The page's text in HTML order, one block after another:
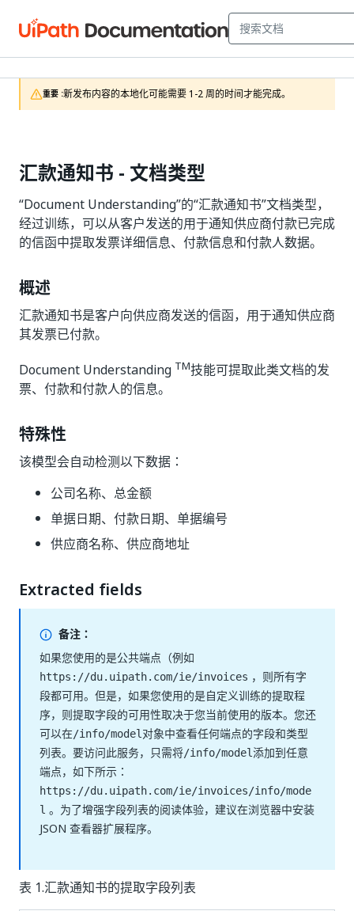
重要 :新发布内容的本地化可能需要 1-2 周的时间才能完成。
汇款通知书 - 文档类型
“Document Understanding”的“汇款通知书”文档类型，
经过训练，可以从客户发送的用于通知供应商付款已完成
的信函中提取发票详细信息、付款信息和付款人数据。
概述
汇款通知书是客户向供应商发送的信函，用于通知供应商
其发票已付款。
Document Understanding TM技能可提取此类文档的发
票、付款和付款人的信息。
特殊性
该模型会自动检测以下数据：
公司名称、总金额
单据日期、付款日期、单据编号
供应商名称、供应商地址
Extracted fields
备注：
如果您使用的是公共端点（例如
https://du.uipath.com/ie/invoices ，则所有字
段都可用。但是，如果您使用的是自定义训练的提取程
序，则提取字段的可用性取决于您当前使用的版本。您还
可以在/info/model对象中查看任何端点的字段和类型
列表。要访问此服务，只需将/info/model添加到任意
端点，如下所示：
https://du.uipath.com/ie/invoices/info/mode
l 。为了增强字段列表的阅读体验，建议在浏览器中安装
JSON 查看器扩展程序。
表 1.汇款通知书的提取字段列表